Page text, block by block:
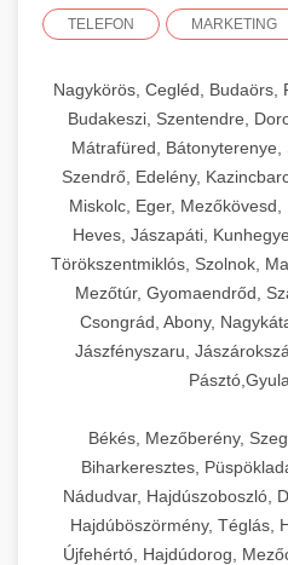
TELEFON MARKETING
Nagykörös, Cegléd, Budaörs,
Budakeszi, Szentendre,
Mátrafüred, Bátonyterenye,
Szendrő, Edelény,
Miskolc, Eger, Mezőkövesd,
Heves, Jászapáti,
Törökszentmiklós, Szolnok,
Mezőtúr, Gyomaendrőd,
Csongrád, Abony,
Jászfényszaru,
Békés, Mezőberény,
Biharkeresztes,
Nádudvar, Hajdúszoboszló,
Hajdúböszörmény, Téglás,
Újfehértó, Hajdúdorog,